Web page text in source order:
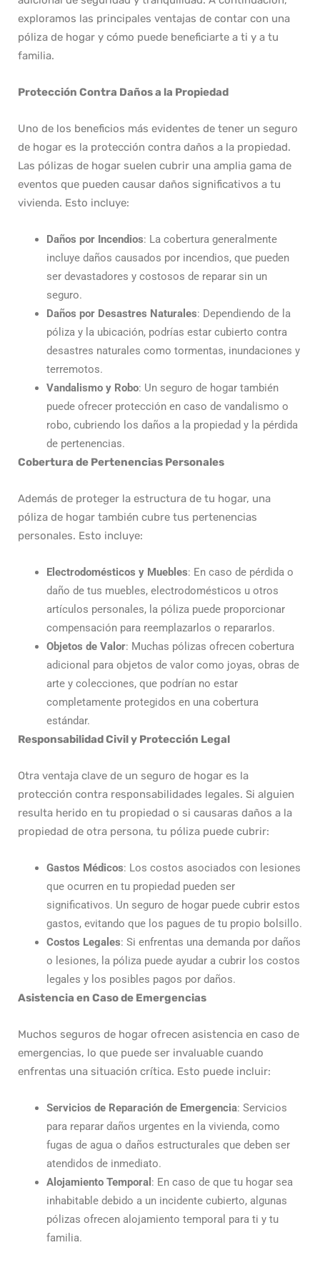
exploramos las principales ventajas de contar con una
póliza de hogar y cómo puede beneficiarte a ti y a tu
familia.
Protección Contra Daños a la Propiedad
Uno de los beneficios más evidentes de tener un seguro
de hogar es la protección contra daños a la propiedad.
Las pólizas de hogar suelen cubrir una amplia gama de
eventos que pueden causar daños significativos a tu
vivienda. Esto incluye:
Daños por Incendios: La cobertura generalmente
incluye daños causados por incendios, que pueden
ser devastadores y costosos de reparar sin un
seguro.
Daños por Desastres Naturales: Dependiendo de la
póliza y la ubicación, podrías estar cubierto contra
desastres naturales como tormentas, inundaciones y
terremotos.
Vandalismo y Robo: Un seguro de hogar también
puede ofrecer protección en caso de vandalismo o
robo, cubriendo los daños a la propiedad y la pérdida
de pertenencias.
Cobertura de Pertenencias Personales
Además de proteger la estructura de tu hogar, una
póliza de hogar también cubre tus pertenencias
personales. Esto incluye:
Electrodomésticos y Muebles: En caso de pérdida o
daño de tus muebles, electrodomésticos u otros
artículos personales, la póliza puede proporcionar
compensación para reemplazarlos o repararlos.
Objetos de Valor: Muchas pólizas ofrecen cobertura
adicional para objetos de valor como joyas, obras de
arte y colecciones, que podrían no estar
completamente protegidos en una cobertura
estándar.
Responsabilidad Civil y Protección Legal
Otra ventaja clave de un seguro de hogar es la
protección contra responsabilidades legales. Si alguien
resulta herido en tu propiedad o si causaras daños a la
propiedad de otra persona, tu póliza puede cubrir:
Gastos Médicos: Los costos asociados con lesiones
que ocurren en tu propiedad pueden ser
significativos. Un seguro de hogar puede cubrir estos
gastos, evitando que los pagues de tu propio bolsillo.
Costos Legales: Si enfrentas una demanda por daños
o lesiones, la póliza puede ayudar a cubrir los costos
legales y los posibles pagos por daños.
Asistencia en Caso de Emergencias
Muchos seguros de hogar ofrecen asistencia en caso de
emergencias, lo que puede ser invaluable cuando
enfrentas una situación crítica. Esto puede incluir:
Servicios de Reparación de Emergencia: Servicios
para reparar daños urgentes en la vivienda, como
fugas de agua o daños estructurales que deben ser
atendidos de inmediato.
Alojamiento Temporal : En caso de que tu hogar sea
inhabitable debido a un incidente cubierto, algunas
pólizas ofrecen alojamiento temporal para ti y tu
familia.